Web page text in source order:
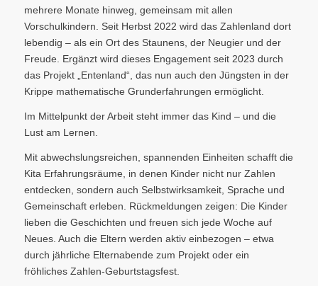
mehrere Monate hinweg, gemeinsam mit allen
Vorschulkindern. Seit Herbst 2022 wird das Zahlenland dort
lebendig – als ein Ort des Staunens, der Neugier und der
Freude. Ergänzt wird dieses Engagement seit 2023 durch
das Projekt „Entenland“, das nun auch den Jüngsten in der
Krippe mathematische Grunderfahrungen ermöglicht.
Im Mittelpunkt der Arbeit steht immer das Kind – und die
Lust am Lernen.
Mit abwechslungsreichen, spannenden Einheiten schafft die
Kita Erfahrungsräume, in denen Kinder nicht nur Zahlen
entdecken, sondern auch Selbstwirksamkeit, Sprache und
Gemeinschaft erleben. Rückmeldungen zeigen: Die Kinder
lieben die Geschichten und freuen sich jede Woche auf
Neues. Auch die Eltern werden aktiv einbezogen – etwa
durch jährliche Elternabende zum Projekt oder ein
fröhliches Zahlen-Geburtstagsfest.